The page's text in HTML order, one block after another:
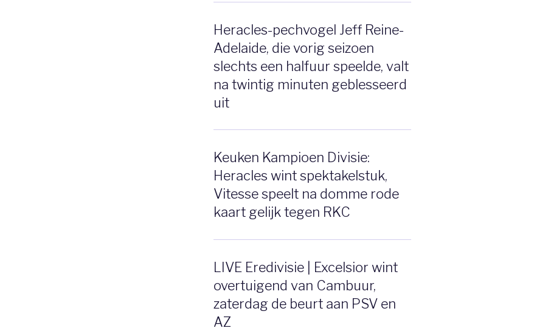
Heracles-pechvogel Jeff Reine-
Adelaide, die vorig seizoen
slechts een halfuur speelde, valt
na twintig minuten geblesseerd
uit
Keuken Kampioen Divisie:
Heracles wint spektakelstuk,
Vitesse speelt na domme rode
kaart gelijk tegen RKC
LIVE Eredivisie | Excelsior wint
overtuigend van Cambuur,
zaterdag de beurt aan PSV en
AZ